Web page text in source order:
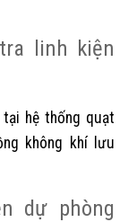
linh kiện
tại hệ thống quạt
không khí lưu
dự phòng